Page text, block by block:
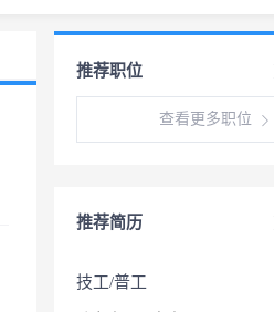
推荐职位
查看更多职位
推荐简历
技工/普工